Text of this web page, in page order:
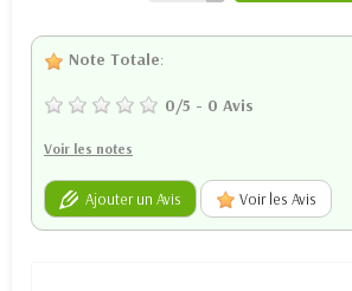
Note Totale:
0/5 - 0 Avis
Voir les notes
Ajouter un Avis Voir les Avis